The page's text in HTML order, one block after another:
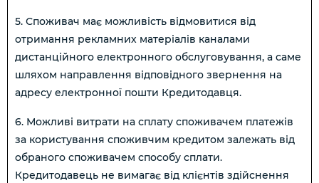
5. Споживач має можливість відмовитися від
отримання рекламних матеріалів каналами
дистанційного електронного обслуговування, а саме
шляхом направлення відповідного звернення на
адресу електронної пошти Кредитодавця.
6. Можливі витрати на сплату споживачем платежів
за користування споживчим кредитом залежать від
обраного споживачем способу сплати.
Кредитодавець не вимагає від клієнтів здійснення